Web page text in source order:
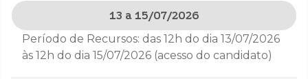
13 a 15/07/2026
Período de Recursos: das 12h do dia 13/07/2026
às 12h do dia 15/07/2026 (acesso do candidato)